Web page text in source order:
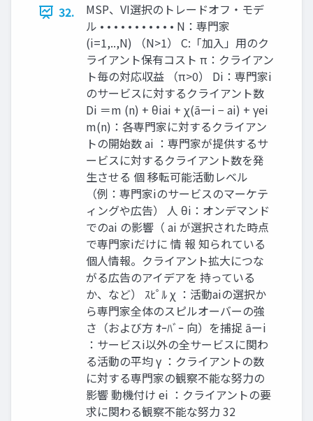
32.
MSP、VI選択のトレードオフ・モデ
ル • • • • • • • • • • • N：専門家
(i=1,..,N) （N>1） C:「加入」用のク
ライアント保有コスト π：クライアン
ト毎の対応収益 （π>0） Di：専門家i
のサービスに対するクライアント数
Di ＝m (n) + θiai + χ(āーi − ai) + γei
m(n)：各専門家に対するクライアン
トの開始数 ai ：専門家が提供するサ
ービスに対するクライアント数を発
生させる 個 移転可能活動レベル
（例：専門家iのサービスのマーケテ
ィングや広告） 人 θi：オンデマンド
でのai の影響（ ai が選択された時点
で専門家iだけに 情 報 知られている
個人情報。クライアント拡大につな
がる広告のアイデアを 持っている
か、など） ｽﾋﾟﾙ χ ：活動aiの選択か
ら専門家全体のスピルオーバーの強
さ（および方 ｵｰﾊﾞｰ 向）を捕捉 āーi
：サービスi以外の全サービスに関わ
る活動の平均 γ ：クライアントの数
に対する専門家の観察不能な努力の
影響 動機付け ei ：クライアントの要
求に関わる観察不能な努力 32